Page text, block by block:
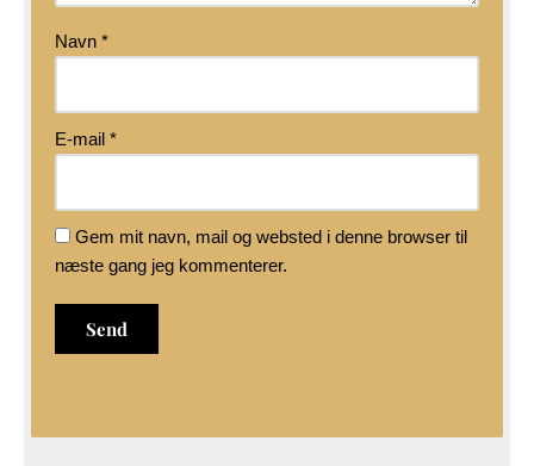
Navn *
E-mail *
Gem mit navn, mail og websted i denne browser til
næste gang jeg kommenterer.